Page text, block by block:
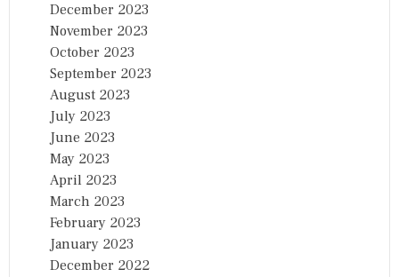
December 2023
November 2023
October 2023
September 2023
August 2023
July 2023
June 2023
May 2023
April 2023
March 2023
February 2023
January 2023
December 2022